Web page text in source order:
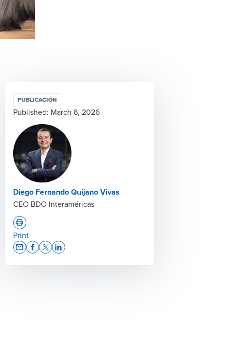
PUBLICACIÓN
Published: March 6, 2026
Diego Fernando Quijano Vivas
CEO BDO Interaméricas
Print